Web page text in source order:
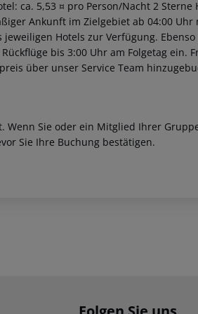
ca. 5,53 ¤ pro Person/Nacht 2 Sterne
Ankunft im Zielgebiet ab 04:00 Uhr
Hotels zur Verfügung.
bis 3:00 Uhr am Folgetag ein.
über unser Service Team
Sie oder ein Mitglied Ihrer
Sie Ihre Buchung bestätigen.